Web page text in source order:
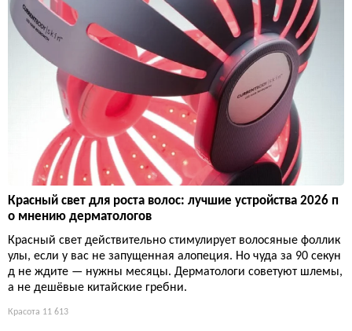
Красный свет для роста волос: лучшие устройства 2026 п
о мнению дерматологов
Красный свет действительно стимулирует волосяные фоллик
улы, если у вас не запущенная алопеция. Но чуда за 90 секун
д не ждите — нужны месяцы. Дерматологи советуют шлемы,
а не дешёвые китайские гребни.
Красота 11 613